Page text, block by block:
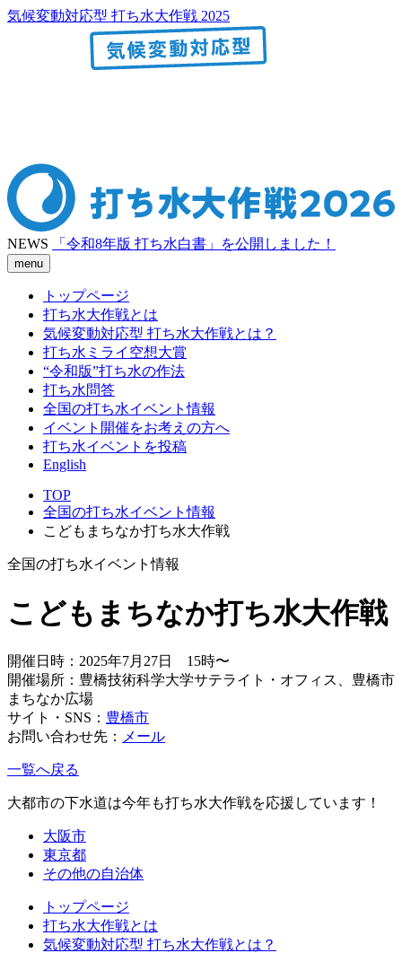
気候変動対応型 打ち水大作戦 2025
NEWS 「令和8年版 打ち水白書」を公開しました！
menu
トップページ
打ち水大作戦とは
気候変動対応型 打ち水大作戦とは？
打ち水ミライ空想大賞
“令和版”打ち水の作法
打ち水問答
全国の打ち水イベント情報
イベント開催をお考えの方へ
打ち水イベントを投稿
English
TOP
全国の打ち水イベント情報
こどもまちなか打ち水大作戦
全国の打ち水イベント情報
こどもまちなか打ち水大作戦
開催日時：2025年7月27日 15時〜
開催場所：豊橋技術科学大学サテライト・オフィス、豊橋市
まちなか広場
サイト・SNS： 豊橋市
お問い合わせ先：
メール
一覧へ戻る
大都市の下水道は今年も打ち水大作戦を応援しています！
大阪市
東京都
その他の自治体
トップページ
打ち水大作戦とは
気候変動対応型 打ち水大作戦とは？